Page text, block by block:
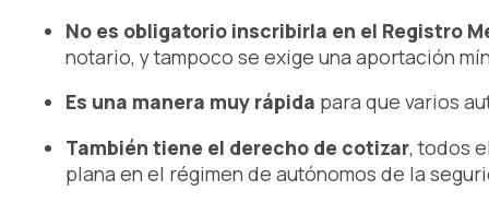
No es obligatorio inscribirla en el Registro
notario, y tampoco se exige una aportación
Es una manera muy rápida para que varios
También tiene el derecho de cotizar, todos
plana en el régimen de autónomos de la